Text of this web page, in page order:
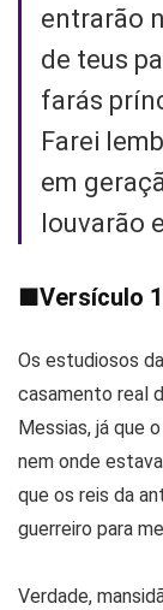
entrarão
de teus
farás
Farei
em
louvarão
■Versículo
Os estudiosos
casamento real
Messias, já que
nem onde
que os reis da
guerreiro para
Verdade,